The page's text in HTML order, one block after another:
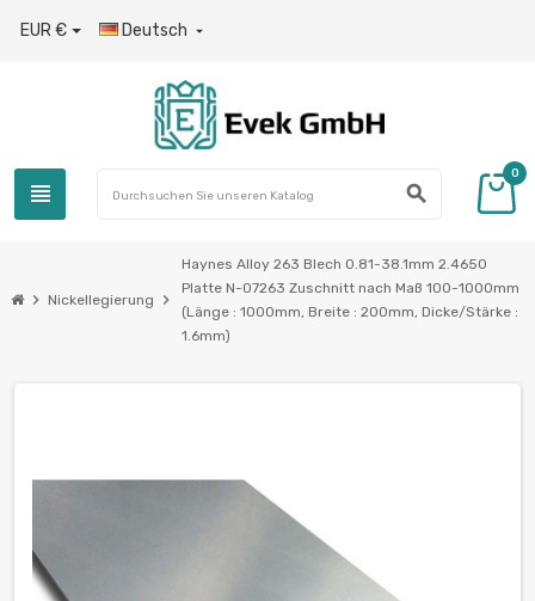
EUR € Deutsch 
view_headline search
0
chevron_right Nickellegierung chevron_right
Haynes Alloy 263 Blech 0.81-38.1mm 2.4650
Platte N-07263 Zuschnitt nach Maß 100-1000mm
(Länge : 1000mm, Breite : 200mm, Dicke/Stärke :
1.6mm)